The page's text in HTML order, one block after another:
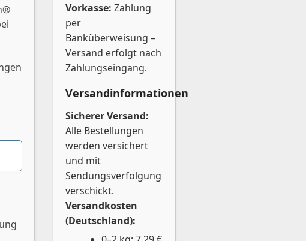
Vorkasse: Zahlung
per
Banküberweisung –
Versand erfolgt nach
Zahlungseingang.
Versandinformationen
Sicherer Versand:
Alle Bestellungen
werden versichert
und mit
Sendungsverfolgung
verschickt.
Versandkosten
(Deutschland):